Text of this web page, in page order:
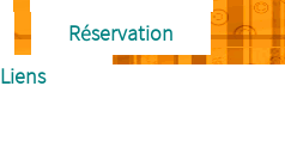
Réservation
Liens